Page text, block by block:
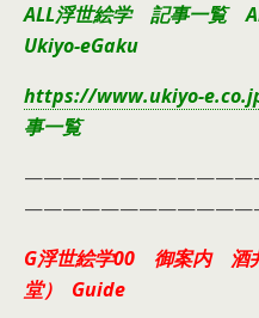
ALL浮世絵学 記事一覧
Ukiyo-eGaku
https://www.ukiyo-
事一覧
G浮世絵学00 御案内 酒
堂） Guide